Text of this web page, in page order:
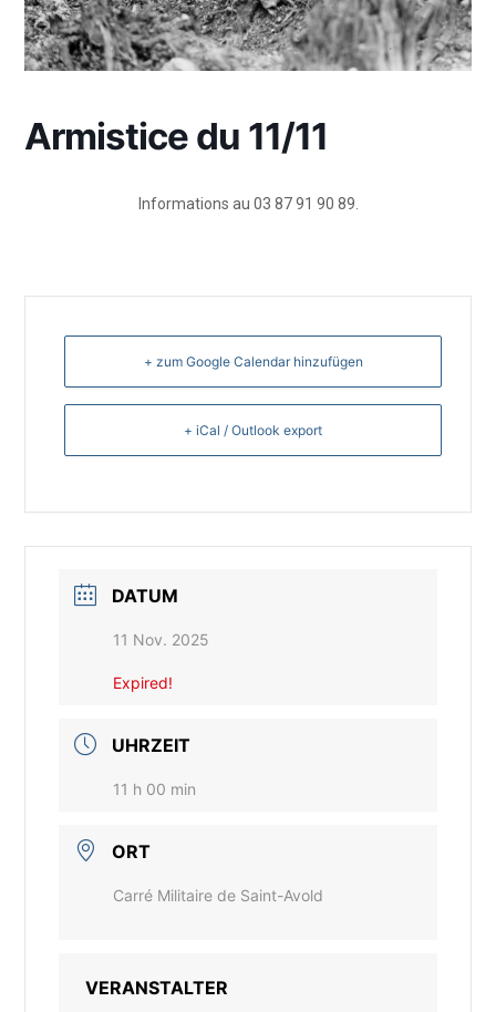
Armistice du 11/11
Informations au 03 87 91 90 89.
+ zum Google Calendar hinzufügen
+ iCal / Outlook export
DATUM
11 Nov. 2025
Expired!
UHRZEIT
11 h 00 min
ORT
Carré Militaire de Saint-Avold
VERANSTALTER